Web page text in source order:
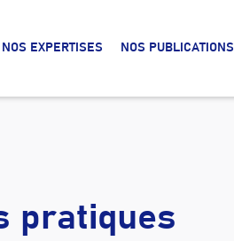
NOS EXPERTISES NOS PUBLICATIONS
pratiques